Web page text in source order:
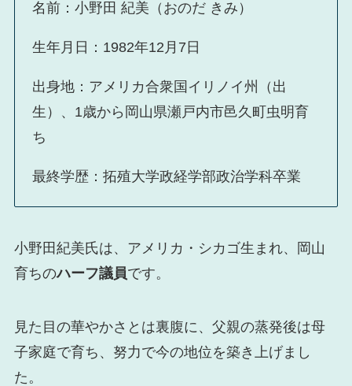
名前：小野田 紀美（おのだ きみ）
生年月日：1982年12月7日
出身地：アメリカ合衆国イリノイ州（出
生）、1歳から岡山県瀬戸内市邑久町虫明育
ち
最終学歴：拓殖大学政経学部政治学科卒業
小野田紀美氏は、アメリカ・シカゴ生まれ、岡山
育ちのハーフ議員です。
見た目の華やかさとは裏腹に、父親の蒸発後は母
子家庭で育ち、努力で今の地位を築き上げまし
た。